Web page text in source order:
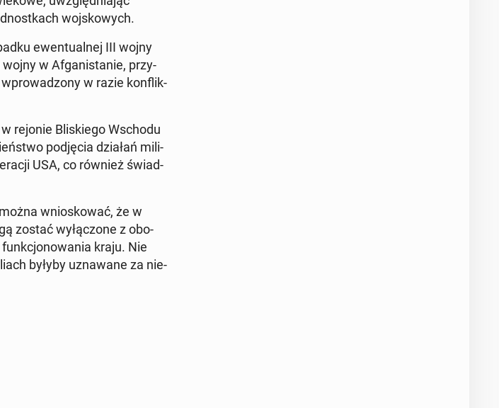
woj­sko­wych.
ewen­tu­al­nej III wojny
wojny w Afga­ni­sta­nie, przy­
w razie kon­flik­
rejonie Bli­skie­go Wschodu
pod­ję­cia działań mi­li­
USA, co również świad­
wnio­sko­wać, że w
zostać wy­łą­czo­ne z obo­
kraju. Nie
byłyby uzna­wa­ne za nie­